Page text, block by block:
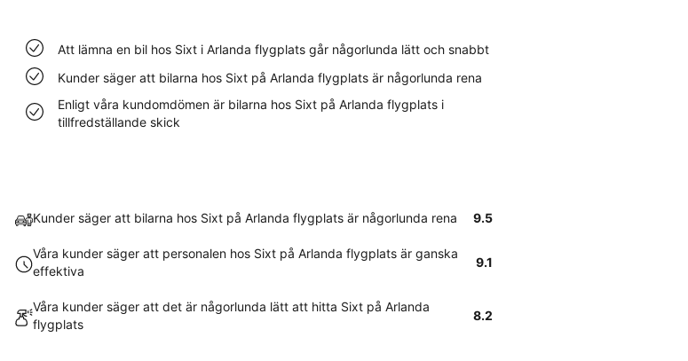
Att lämna en bil hos Sixt i Arlanda flygplats går någorlunda lätt och snabbt
Kunder säger att bilarna hos Sixt på Arlanda flygplats är någorlunda rena
Enligt våra kundomdömen är bilarna hos Sixt på Arlanda flygplats i
tillfredställande skick
Kunder säger att bilarna hos Sixt på Arlanda flygplats är någorlunda rena 9.5
Våra kunder säger att personalen hos Sixt på Arlanda flygplats är ganska
effektiva
9.1
Våra kunder säger att det är någorlunda lätt att hitta Sixt på Arlanda
flygplats
8.2